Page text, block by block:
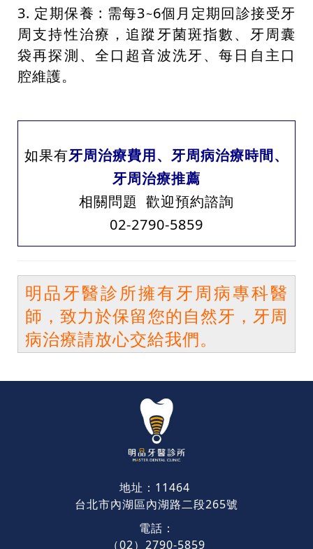
3. 定期保養 : 需每3~6個月定期回診接受牙
周支持性治療，追蹤牙菌斑指數、牙周囊
袋再探測、全口超音波洗牙、每日自主口
腔維護。
如果有牙周治療費用、牙周病治療時間、
牙周治療推薦
相關問題 歡迎預約諮詢
02-2790-5859
明品牙醫診所擁有牙周病專科醫
師，致力於保留您的自然牙，牙周
病治療請放心交給我們。
地址：11464
台北市內湖區內湖路二段265號
電話：
（02）2790-5859